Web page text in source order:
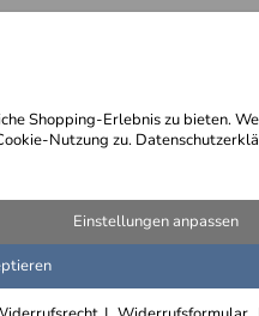
Shopping-Erlebnis zu bieten.
Nutzung zu.
Einstellungen anpassen
@